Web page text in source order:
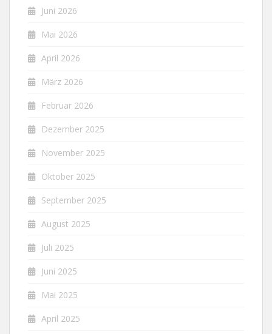
Juni 2026
Mai 2026
April 2026
März 2026
Februar 2026
Dezember 2025
November 2025
Oktober 2025
September 2025
August 2025
Juli 2025
Juni 2025
Mai 2025
April 2025